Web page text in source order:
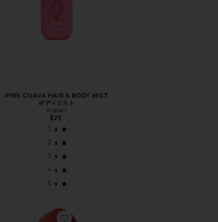
PINK GUAVA HAIR & BODY MIST
ボディミスト
Kopari
$29